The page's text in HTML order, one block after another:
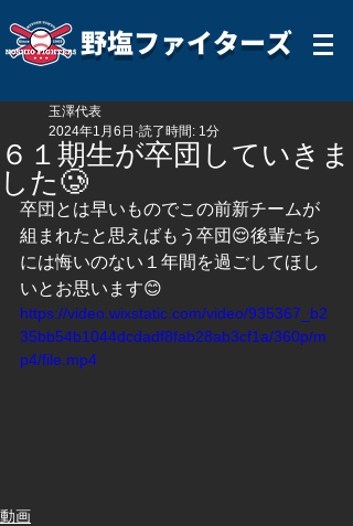
野塩ファイターズ
６１期生が卒団していきま
した🥲
玉澤代表
2024年1月6日 読了時間: 1分
卒団とは早いものでこの前新チームが
組まれたと思えばもう卒団😌後輩たち
には悔いのない１年間を過ごしてほし
いとお思います😊
https://video.wixstatic.com/video/935367_b2
35bb54b1044dcdadf8fab28ab3cf1a/360p/m
p4/file.mp4
動画